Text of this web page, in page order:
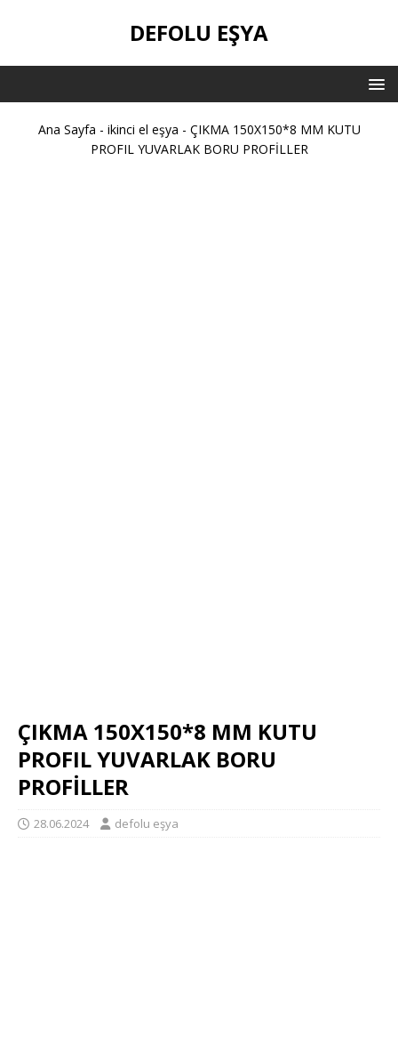
DEFOLU EŞYA
Ana Sayfa - ikinci el eşya - ÇIKMA 150X150*8 MM KUTU
PROFIL YUVARLAK BORU PROFİLLER
ÇIKMA 150X150*8 MM KUTU
PROFIL YUVARLAK BORU
PROFİLLER
28.06.2024 defolu eşya